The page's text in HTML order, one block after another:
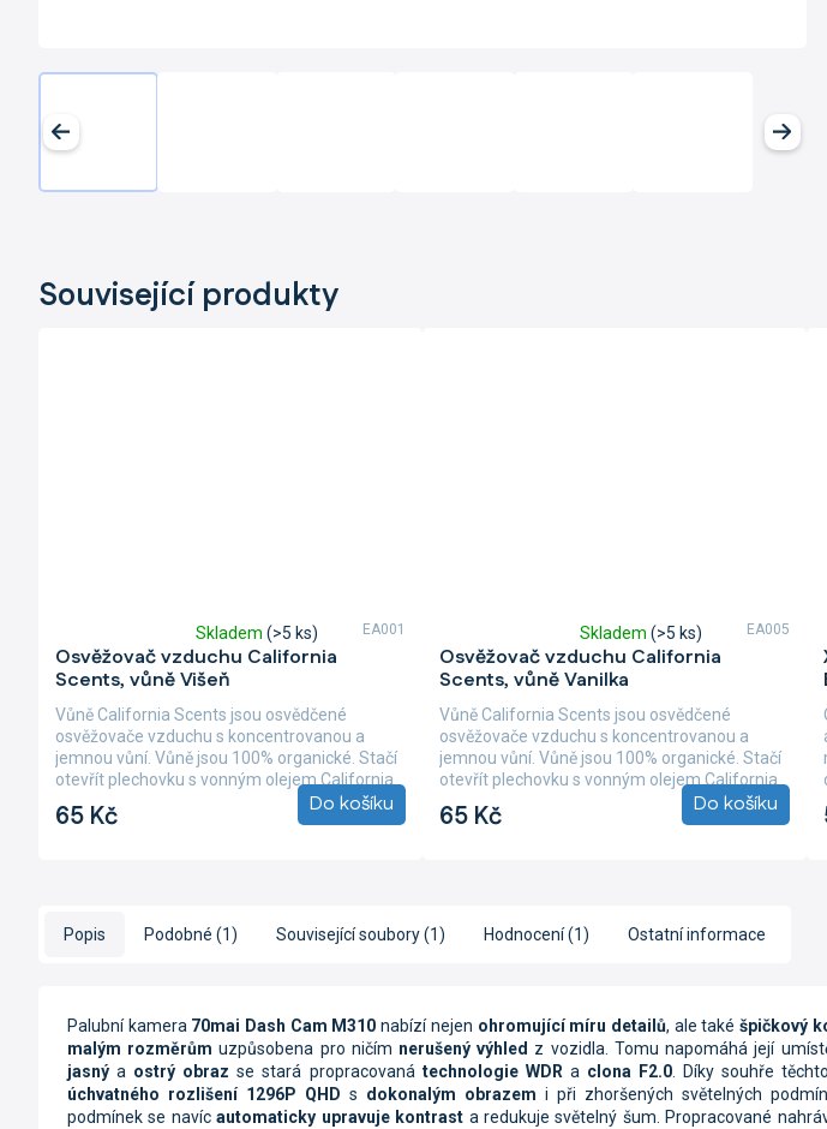
Související produkty
Osvěžovač vzduchu California
Scents, vůně Višeň
hodnocení
produktu
je
z
5
Skladem (>5 ks)
65 Kč Do košíku
Vůně California Scents jsou osvědčené
osvěžovače vzduchu s koncentrovanou a
jemnou vůní. Vůně jsou 100% organické. Stačí
otevřít plechovku s vonným olejem California
Scents,...
EA001
Osvěžovač vzduchu California
Scents, vůně Vanilka
hodnocení
produktu
je
z
5
Skladem (>5 ks)
65 Kč Do košíku
Vůně California Scents jsou osvědčené
osvěžovače vzduchu s koncentrovanou a
jemnou vůní. Vůně jsou 100% organické. Stačí
otevřít plechovku s vonným olejem California
Scents,...
EA005
Popis
Podobné (1) Související soubory (1) Hodnocení (1) Ostatní informace
Palubní kamera 70mai Dash Cam M310 nabízí nejen ohromující míru detailů, ale také špičkový
malým rozměrům uzpůsobena pro ničím nerušený výhled z vozidla. Tomu napomáhá její
jasný a ostrý obraz se stará propracovaná technologie WDRa clona F2.0. Díky souhře
úchvatného rozlišení 1296P QHD s dokonalým obrazem i při zhoršených světelných
podmínek se navícautomaticky upravuje kontrast a redukuje světelný šum. Propracované